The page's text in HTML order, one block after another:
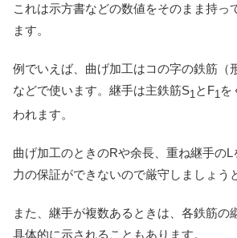
これは示方書などの数値をそのまま持っ
ます。
例でいえば、曲げ加工はコの字の鉄筋（
などで使います。継手は主鉄筋S1 とF1 を
われます。
曲げ加工のときのRや余長、重ね継手の
力の保証ができないので厳守しましょう
また、継手が複数あるときは、各鉄筋の
具体的に示されることもあります。